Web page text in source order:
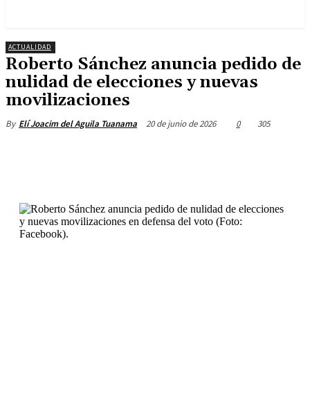
ACTUALIDAD
Roberto Sánchez anuncia pedido de
nulidad de elecciones y nuevas
movilizaciones
By Elí Joacim del Aguila Tuanama 20 de junio de 2026 0 305